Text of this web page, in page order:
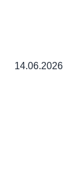
14.06.2026